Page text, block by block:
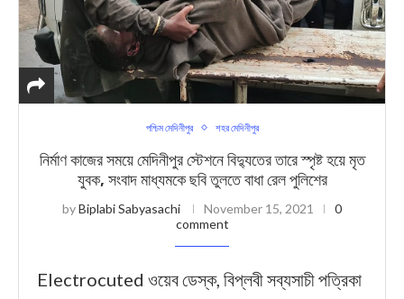
পশ্চিম মেদিনীপুর শহর মেদিনীপুর
নির্মাণ কাজের সময়ে মেদিনীপুর স্টেশনে বিদ্যুতের তারে স্পৃষ্ট হয়ে মৃত
যুবক, সংবাদ মাধ্যমকে ছবি তুলতে বাধা রেল পুলিশের
byBiplabi Sabyasachi November 15, 2021
0
comment
Electrocuted ওয়েব ডেস্ক, বিপ্লবী সব্যসাচী পত্রিকা